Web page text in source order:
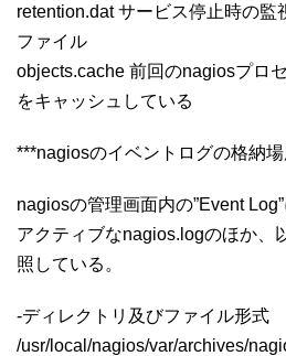
retention.dat サービス停止時の監
ファイル
objects.cache 前回のnagiosプロ
をキャッシュしている
***nagiosのイベントログの格納
nagiosの管理画面内の”Event
アクティブなnagios.logのほか、
照している。
-ディレクトリ及びファイル形式
/usr/local/nagios/var/archives/